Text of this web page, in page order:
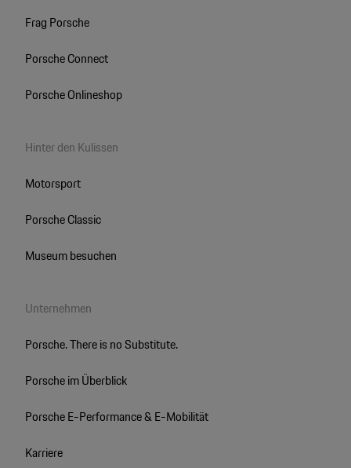
Frag Porsche
Porsche Connect
Porsche Onlineshop
Hinter den Kulissen
Motorsport
Porsche Classic
Museum besuchen
Unternehmen
Porsche. There is no Substitute.
Porsche im Überblick
Porsche E-Performance & E-Mobilität
Karriere